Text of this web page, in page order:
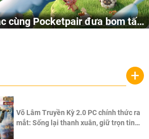
cùng Pocketpair đưa bom tấn
chính thức từ công ty game Nhật Bản
+
Võ Lâm Truyền Kỳ 2.0 PC chính thức ra
mắt: Sống lại thanh xuân, giữ trọn tinh